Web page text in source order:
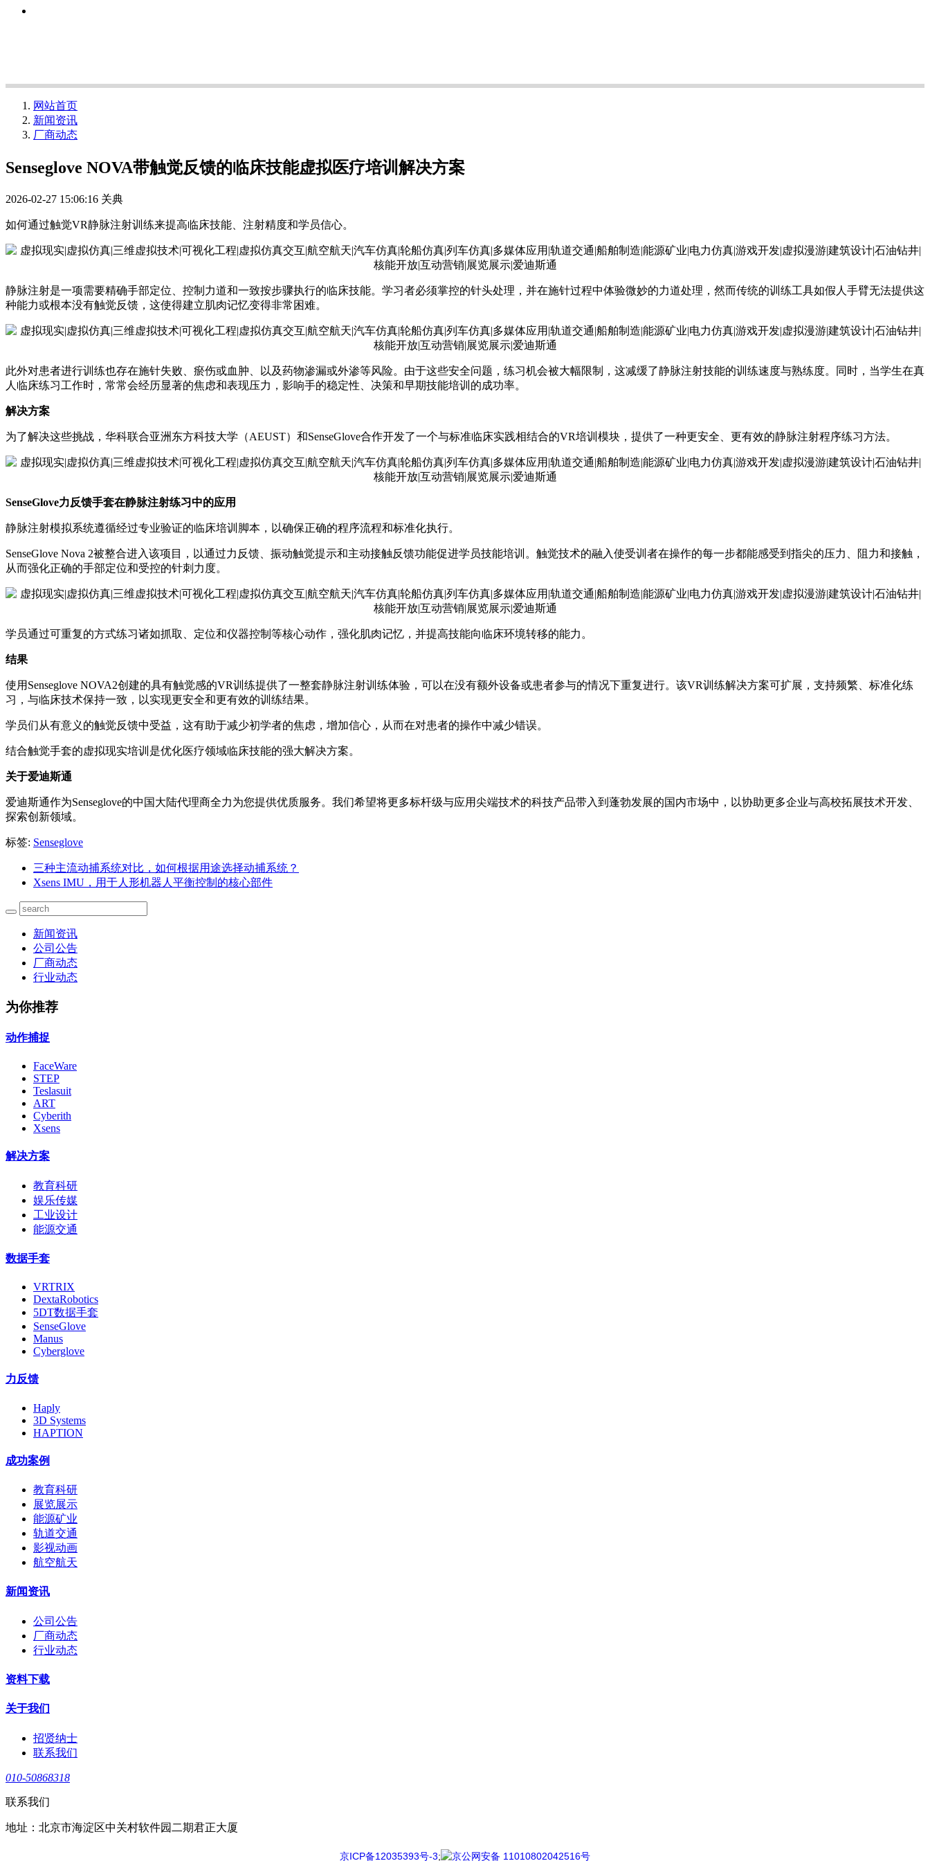
网站首页
新闻资讯
厂商动态
Senseglove NOVA带触觉反馈的临床技能虚拟医疗培训解决方案
2026-02-27 15:06:16 关典
如何通过触觉VR静脉注射训练来提高临床技能、注射精度和学员信心。
静脉注射是一项需要精确手部定位、控制力道和一致按步骤执行的临床技能。学习者必须掌控的针头处理，并在施针过程中体验微妙的力道处理，然而传统的训练工具如假人手臂无法提供这
种能力或根本没有触觉反馈，这使得建立肌肉记忆变得非常困难。
此外对患者进行训练也存在施针失败、瘀伤或血肿、以及药物渗漏或外渗等风险。由于这些安全问题，练习机会被大幅限制，这减缓了静脉注射技能的训练速度与熟练度。同时，当学生在真
人临床练习工作时，常常会经历显著的焦虑和表现压力，影响手的稳定性、决策和早期技能培训的成功率。
解决方案
为了解决这些挑战，华科联合亚洲东方科技大学（AEUST）和SenseGlove合作开发了一个与标准临床实践相结合的VR培训模块，提供了一种更安全、更有效的静脉注射程序练习方法。
SenseGlove力反馈手套在静脉注射练习中的应用
静脉注射模拟系统遵循经过专业验证的临床培训脚本，以确保正确的程序流程和标准化执行。
SenseGlove Nova 2被整合进入该项目，以通过力反馈、振动触觉提示和主动接触反馈功能促进学员技能培训。触觉技术的融入使受训者在操作的每一步都能感受到指尖的压力、阻力和接触，
从而强化正确的手部定位和受控的针刺力度。
学员通过可重复的方式练习诸如抓取、定位和仪器控制等核心动作，强化肌肉记忆，并提高技能向临床环境转移的能力。
结果
使用Senseglove NOVA2创建的具有触觉感的VR训练提供了一整套静脉注射训练体验，可以在没有额外设备或患者参与的情况下重复进行。该VR训练解决方案可扩展，支持频繁、标准化练
习，与临床技术保持一致，以实现更安全和更有效的训练结果。
学员们从有意义的触觉反馈中受益，这有助于减少初学者的焦虑，增加信心，从而在对患者的操作中减少错误。
结合触觉手套的虚拟现实培训是优化医疗领域临床技能的强大解决方案。
关于爱迪斯通
爱迪斯通作为Senseglove的中国大陆代理商全力为您提供优质服务。我们希望将更多标杆级与应用尖端技术的科技产品带入到蓬勃发展的国内市场中，以协助更多企业与高校拓展技术开发、
探索创新领域。
标签: Senseglove
三种主流动捕系统对比，如何根据用途选择动捕系统？
Xsens IMU，用于人形机器人平衡控制的核心部件
新闻资讯
公司公告
厂商动态
行业动态
为你推荐
动作捕捉
FaceWare
STEP
Teslasuit
ART
Cyberith
Xsens
解决方案
教育科研
娱乐传媒
工业设计
能源交通
数据手套
VRTRIX
DextaRobotics
5DT数据手套
SenseGlove
Manus
Cyberglove
力反馈
Haply
3D Systems
HAPTION
成功案例
教育科研
展览展示
能源矿业
轨道交通
影视动画
航空航天
新闻资讯
公司公告
厂商动态
行业动态
资料下载
关于我们
招贤纳士
联系我们
010-50868318
联系我们
地址：北京市海淀区中关村软件园二期君正大厦
京ICP备12035393号-3; 京公网安备 11010802042516号